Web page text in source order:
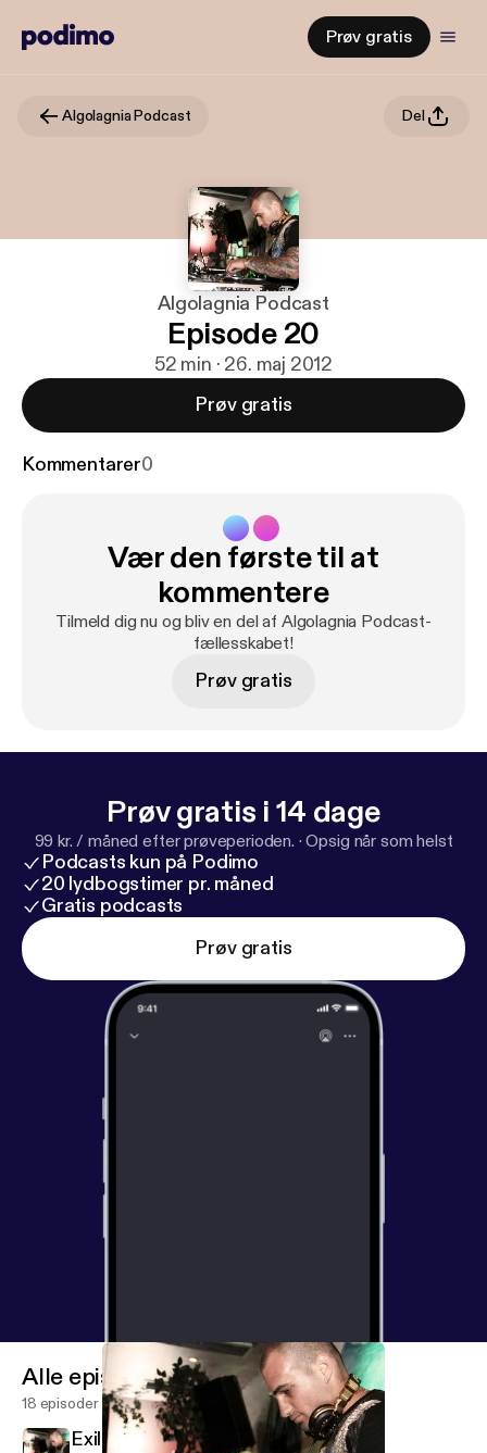
Prøv gratis
Algolagnia Podcast Del
Algolagnia Podcast
Episode 20
52 min · 26. maj 2012
Prøv gratis
Kommentarer0
Vær den første til at
kommentere
Tilmeld dig nu og bliv en del af Algolagnia Podcast-
fællesskabet!
Prøv gratis
Prøv gratis i 14 dage
99 kr. / måned efter prøveperioden. ·Opsig når som helst
Podcasts kun på Podimo
20 lydbogstimer pr. måned
Gratis podcasts
Prøv gratis
Alle episoder
18 episoder
Exile August